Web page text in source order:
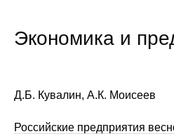
Экономика и
Д.Б. Кувалин, А.К. Моисеев
Российские предприятия